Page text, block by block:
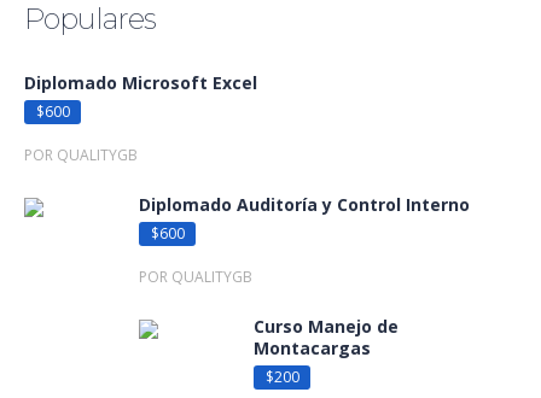
Populares
Diplomado Microsoft Excel
$600
POR QUALITYGB
Diplomado Auditoría y Control Interno
$600
POR QUALITYGB
Curso Manejo de
Montacargas
$200